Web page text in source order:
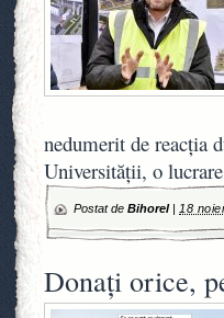
nedumerit de reacția
Universității, o
Postat de Bihorel| 18
Donați orice,